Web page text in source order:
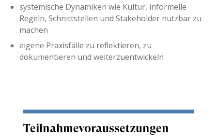
systemische Dynamiken wie Kultur, informelle
Regeln, Schnittstellen und Stakeholder nutzbar zu
machen
eigene Praxisfälle zu reflektieren, zu
dokumentieren und weiterzuentwickeln
Teilnahmevoraussetzungen